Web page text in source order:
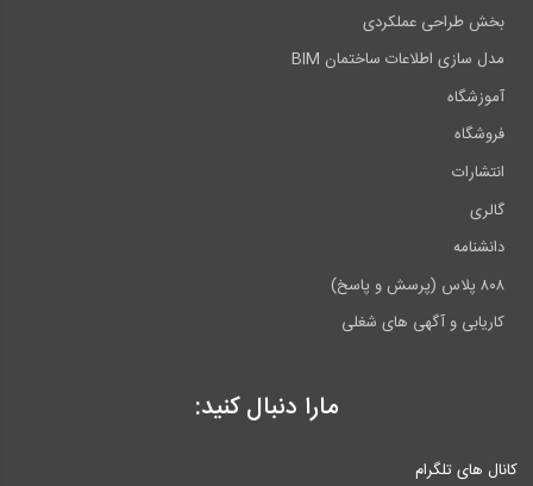
بخش طراحی عملکردی
مدل سازی اطلاعات ساختمان BIM
آموزشگاه
فروشگاه
انتشارات
گالری
دانشنامه
۸۰۸ پلاس (پرسش و پاسخ)
کاریابی و آگهی های شغلی
مارا دنبال کنید:
کانال های تلگرام